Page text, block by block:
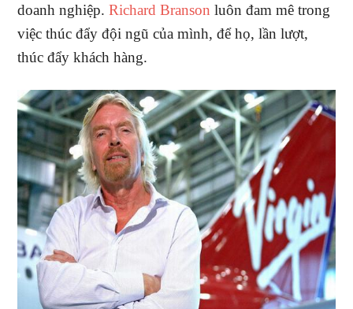
doanh nghiệp.Richard Branson luôn đam mê trong
việc thúc đẩy đội ngũ của mình, để họ, lần lượt,
thúc đẩy khách hàng.